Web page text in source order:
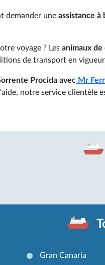
demander une assistance à
voyage ? Les animaux de
de transport en
Procida avec Mr
notre service clientèle
Gran Canaria